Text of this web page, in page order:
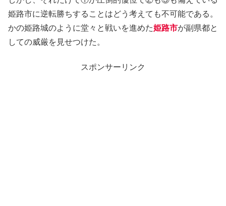
姫路市に逆転勝ちすることはどう考えても不可能である。
かの姫路城のように堂々と戦いを進めた姫路市が副県都と
しての威厳を見せつけた。
スポンサーリンク